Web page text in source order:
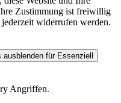
Zustimmung ist freiwillig
widerrufen werden.
ausblenden für Essenziell
Angriffen.